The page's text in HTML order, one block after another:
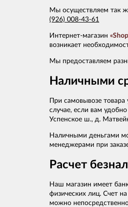
Мы осуществляем так
(926) 008-43-61
Интернет-магазин
возникает
Мы предоставляем
Наличными
При самовывозе
случае, если вам
Успенское ш., д.
Наличными деньгами
менеджерами при
Расчет
Наш магазин имеет
физических лиц. Счет
можно